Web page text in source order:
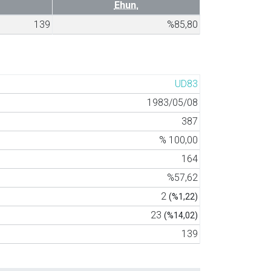
Ehun.
139
%85,80
UD83
1983/05/08
387
% 100,00
164
%57,62
2 (%1,22)
23 (%14,02)
139